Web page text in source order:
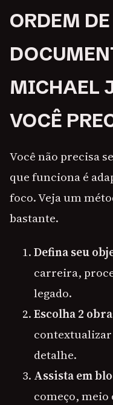
ORDEM
MICHAEL
VOCÊ
Você não precisa
que funciona é
foco. Veja um
bastante.
Defina seu
carreira,
legado.
Escolha 2
detalhe.
Assista em
começo, meio